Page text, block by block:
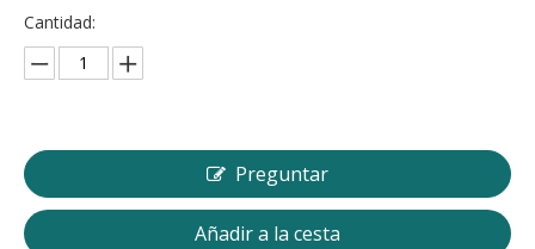
Cantidad:
Preguntar
Añadir a la cesta